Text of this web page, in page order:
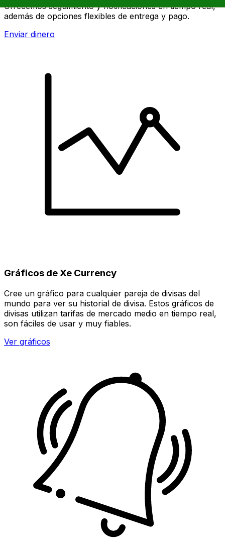
Ofrecemos seguimiento y notificaciones en tiempo real,
además de opciones flexibles de entrega y pago.
Enviar dinero
Gráficos de Xe Currency
Cree un gráfico para cualquier pareja de divisas del
mundo para ver su historial de divisa. Estos gráficos de
divisas utilizan tarifas de mercado medio en tiempo real,
son fáciles de usar y muy fiables.
Ver gráficos